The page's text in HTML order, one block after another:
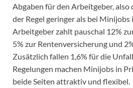
Abgaben für den Arbeitgeber, also
der Regel geringer als bei
Arbeitgeber zahlt pauschal 12%
5% zur Rentenversicherung und
Zusätzlich fallen 1,6% für die
Regelungen machen Minijobs in
beide Seiten attraktiv und flexibel.